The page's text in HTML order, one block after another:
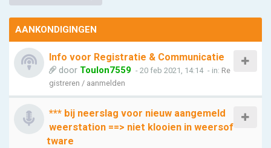
AANKONDIGINGEN
Info voor Registratie & Communicatie
door Toulon7559 - 20 feb 2021, 14:14 - in: Re
gistreren / aanmelden
*** bij neerslag voor nieuw aangemeld
weerstation ==> niet klooien in weersof
tware